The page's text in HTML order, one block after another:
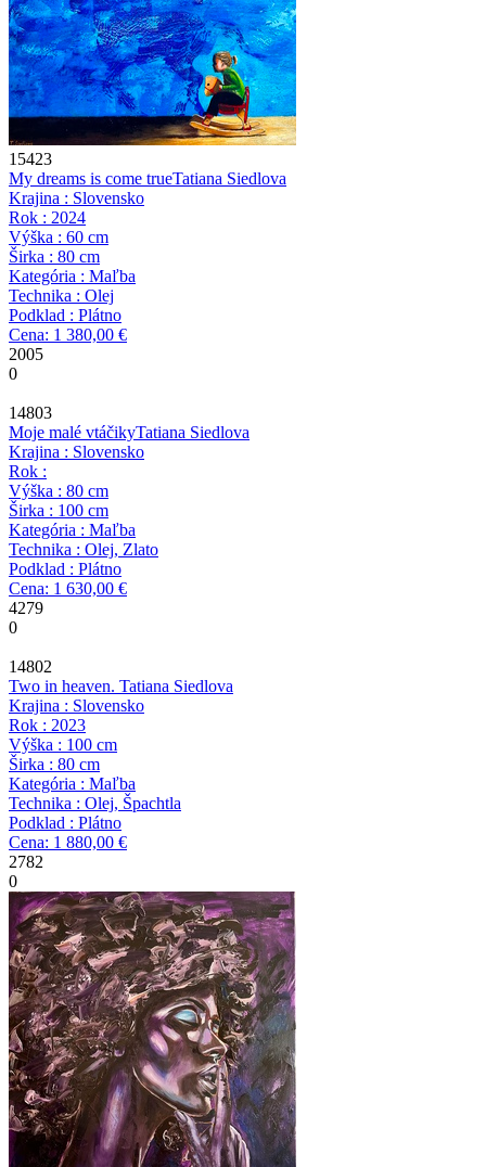
15423
My dreams is come trueTatiana Siedlova
Krajina : Slovensko
Rok : 2024
Výška : 60 cm
Širka : 80 cm
Kategória : Maľba
Technika : Olej
Podklad : Plátno
Cena: 1 380,00 €
2005
0
14803
Moje malé vtáčikyTatiana Siedlova
Krajina : Slovensko
Rok :
Výška : 80 cm
Širka : 100 cm
Kategória : Maľba
Technika : Olej, Zlato
Podklad : Plátno
Cena: 1 630,00 €
4279
0
14802
Two in heaven. Tatiana Siedlova
Krajina : Slovensko
Rok : 2023
Výška : 100 cm
Širka : 80 cm
Kategória : Maľba
Technika : Olej, Špachtla
Podklad : Plátno
Cena: 1 880,00 €
2782
0